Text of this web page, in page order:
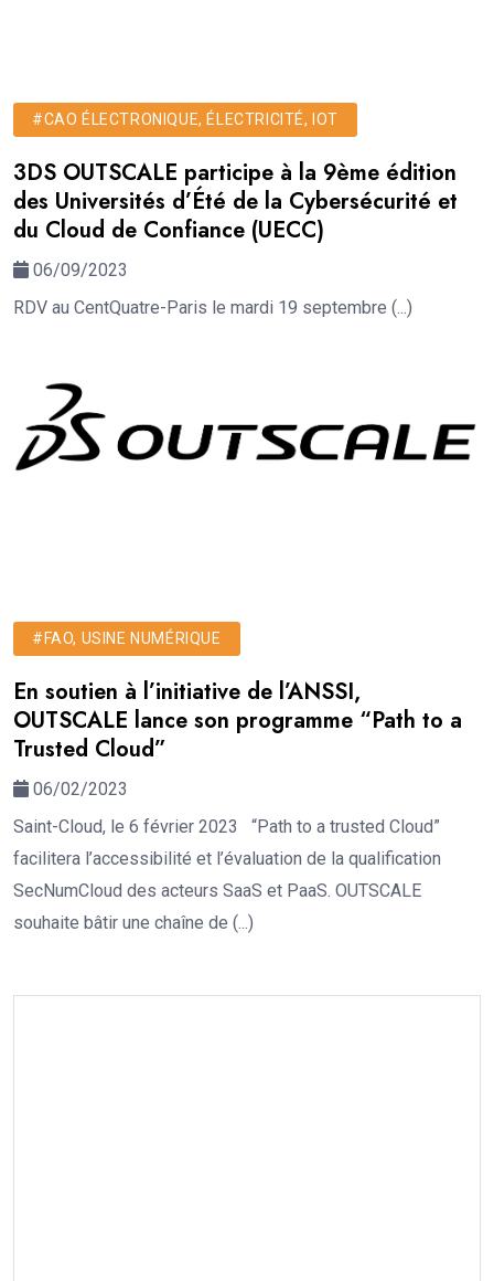
#CAO ÉLECTRONIQUE, ÉLECTRICITÉ, IOT
3DS OUTSCALE participe à la 9ème édition
des Universités d’Été de la Cybersécurité et
du Cloud de Confiance (UECC)
06/09/2023
RDV au CentQuatre-Paris le mardi 19 septembre (...)
#FAO, USINE NUMÉRIQUE
En soutien à l’initiative de l’ANSSI,
OUTSCALE lance son programme “Path to a
Trusted Cloud”
06/02/2023
Saint-Cloud, le 6 février 2023 “Path to a trusted Cloud”
facilitera l’accessibilité et l’évaluation de la qualification
SecNumCloud des acteurs SaaS et PaaS. OUTSCALE
souhaite bâtir une chaîne de (...)